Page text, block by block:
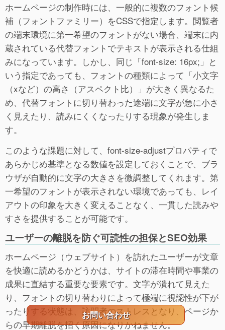
ホームページの制作時には、一般的に複数のフォント候
補（フォントファミリー）をCSSで指定します。閲覧者
の端末環境に第一希望のフォントがない場合、端末に内
蔵されている代替フォントでテキストが表示される仕組
みになっています。しかし、同じ「font-size: 16px;」と
いう指定であっても、フォントの種類によって「小文字
（xなど）の高さ（アスペクト比）」が大きく異なるた
め、代替フォントに切り替わった途端に文字が急に小さ
く見えたり、読みにくくなったりする現象が発生しま
す。
このような課題に対して、font-size-adjustプロパティで
あらかじめ基準となる数値を設定しておくことで、ブラ
ウザが自動的に文字の大きさを微調整してくれます。第
一希望のフォントが表示されない環境であっても、レイ
アウトの印象を大きく変えることなく、一貫した読みや
すさを提供することが可能です。
ユーザーの離脱を防ぐ可読性の担保とSEO効果
ホームページ（ウェブサイト）を訪れたユーザーが文章
を快適に読めるかどうかは、サイトの滞在時間や事業の
成果に直結する重要な要素です。文字が潰れて見えた
り、フォントの切り替わりによって極端に視認性が下が
ったりする状態は、訪問者のストレスとなり、ページか
らの早期離脱を招く原因になりかねません。
お問い合わせ